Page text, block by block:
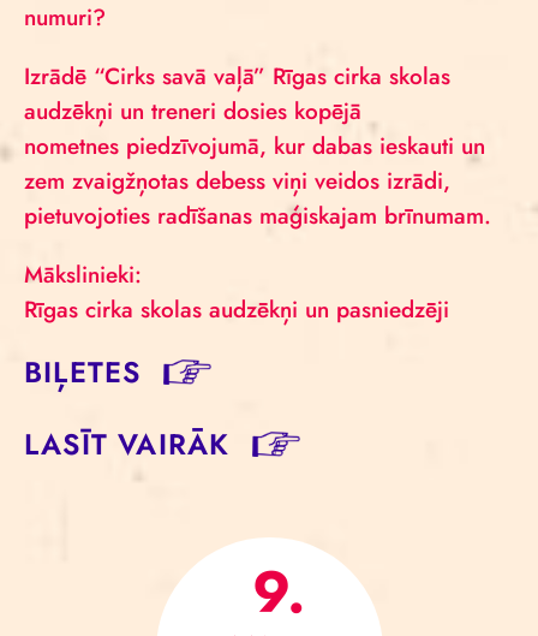
numuri?
Izrādē “Cirks savā vaļā” Rīgas cirka skolas
audzēkņi un treneri dosies kopējā
nometnes piedzīvojumā, kur dabas ieskauti un
zem zvaigžņotas debess viņi veidos izrādi,
pietuvojoties radīšanas maģiskajam brīnumam.
Mākslinieki:
Rīgas cirka skolas audzēkņi un pasniedzēji
BIĻETES
LASĪT VAIRĀK
9.